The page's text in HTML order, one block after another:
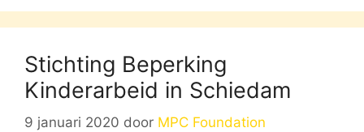
Stichting Beperking
Kinderarbeid in Schiedam
9 januari 2020 door MPC Foundation